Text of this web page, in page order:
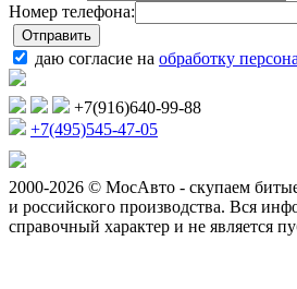
Номер телефона:
даю согласие на обработку
+7(916)640-99-88
+7(495)545-47-05
2000-2026 © МосАвто - скупаем
и российского производства. Вся
справочный характер и не является